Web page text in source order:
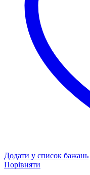
Додати у список бажань
Порівняти